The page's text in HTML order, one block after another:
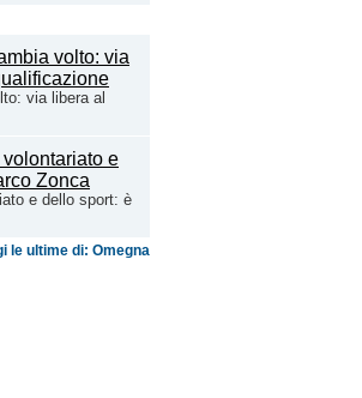
via libera al
e dello sport: è
le ultime di: Omegna